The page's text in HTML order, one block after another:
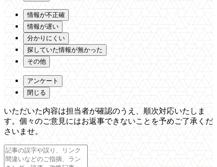
情報が不正確
情報が遅い
分かりにくい
探していた情報が無かった
その他
アンケート
閉じる
いただいた内容は担当者が確認のうえ、順次対応いたしま
す。個々のご意見にはお返事できないことを予めご了承くだ
さいませ。